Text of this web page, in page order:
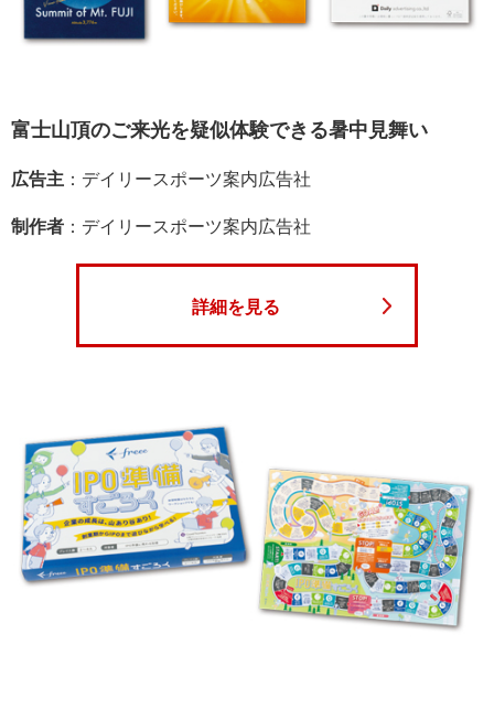
富士山頂のご来光を疑似体験できる暑中見舞い
広告主 ：デイリースポーツ案内広告社
制作者 ：デイリースポーツ案内広告社
詳細を見る